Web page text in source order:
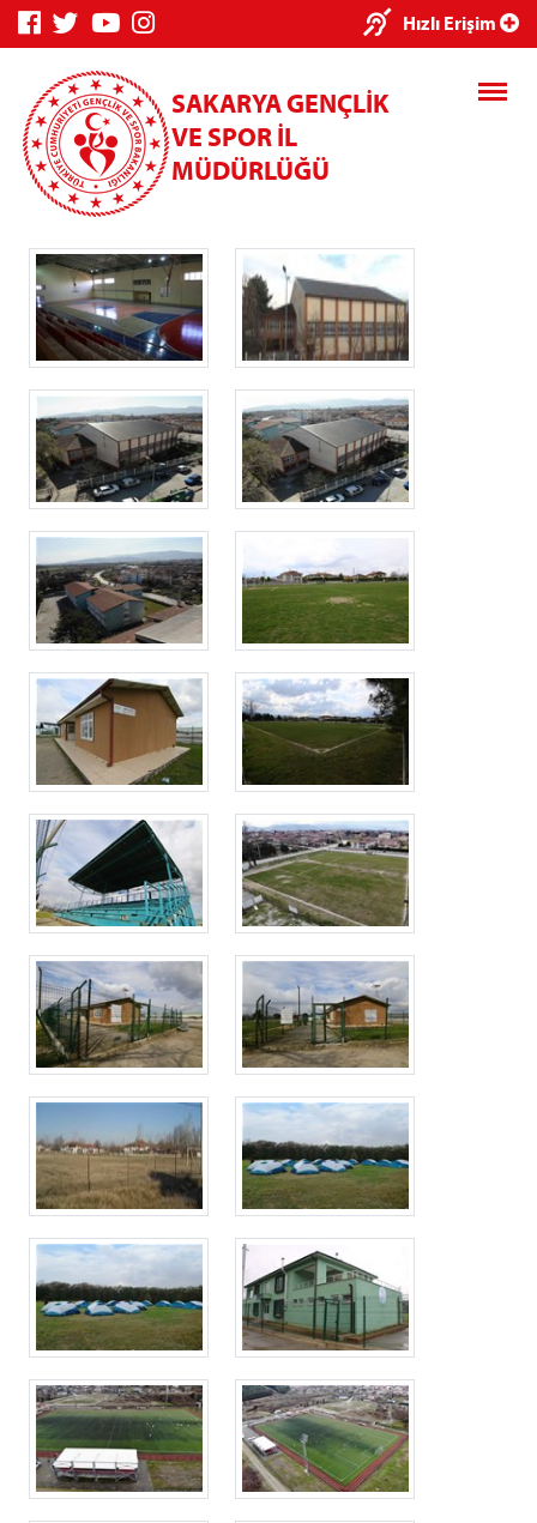
Hızlı Erişim
SAKARYA GENÇLİK
VE SPOR İL
MÜDÜRLÜĞÜ
×
Genç Bilgi
Sistemi
Spor Bilgi
Sistemi
Kredi/Yurt E-
Ödeme